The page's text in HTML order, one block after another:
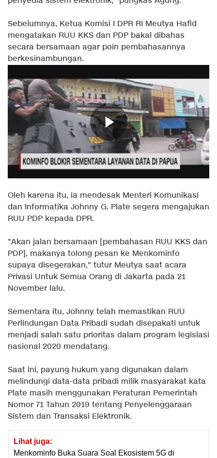
Sebelumnya, Ketua Komisi I DPR RI Meutya Hafid
mengatakan RUU KKS dan PDP bakal dibahas
secara bersamaan agar poin pembahasannya
berkesinambungan.
Oleh karena itu, ia mendesak Menteri Komunikasi
dan Informatika Johnny G. Plate segera mengajukan
RUU PDP kepada DPR.
"Akan jalan bersamaan [pembahasan RUU KKS dan
PDP], makanya tolong pesan ke Menkominfo
supaya disegerakan," tutur Meutya saat acara
Privasi Untuk Semua Orang di Jakarta pada 21
November lalu.
Sementara itu, Johnny telah memastikan RUU
Perlindungan Data Pribadi sudah disepakati untuk
menjadi salah satu prioritas dalam program legislasi
nasional 2020 mendatang.
Saat ini, payung hukum yang digunakan dalam
melindungi data-data pribadi milik masyarakat kata
Plate masih menggunakan Peraturan Pemerintah
Nomor 71 Tahun 2019 tentang Penyelenggaraan
Sistem dan Transaksi Elektronik.
Lihat juga:
Menkominfo Buka Suara Soal Ekosistem 5G di